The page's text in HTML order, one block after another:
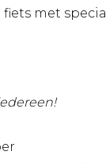
fiets met